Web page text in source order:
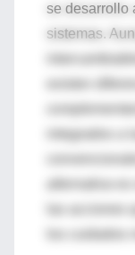
se desarrollo
sistemas.
existen
integrados a